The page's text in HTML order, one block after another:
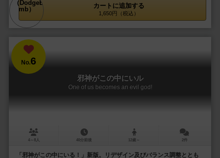
カートに追加する
1,650円（税込）
No.6
邪神がこの中にいル
One of us becomes an evil god!
4～8人 40分前後 12歳～ 2件
「邪神がこの中にいる！」新版。リデザイン及びバランス調整ととも